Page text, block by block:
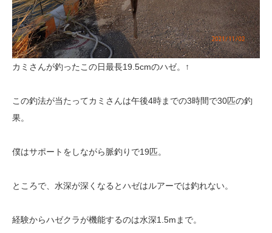
カミさんが釣ったこの日最長19.5cmのハゼ。↑
この釣法が当たってカミさんは午後4時までの3時間で30匹の釣
果。
僕はサポートをしながら脈釣りで19匹。
ところで、水深が深くなるとハゼはルアーでは釣れない。
経験からハゼクラが機能するのは水深1.5mまで。